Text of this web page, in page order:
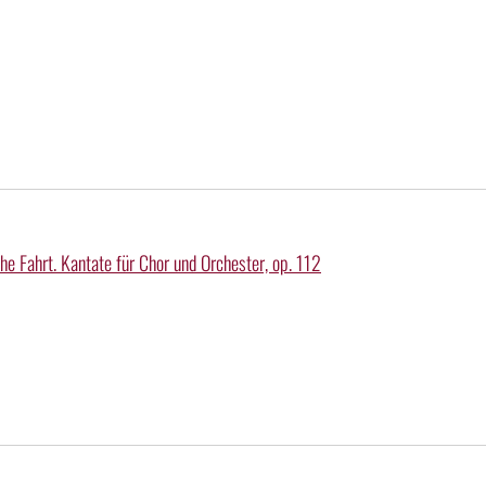
Fahrt. Kantate für Chor und Orchester, op. 112